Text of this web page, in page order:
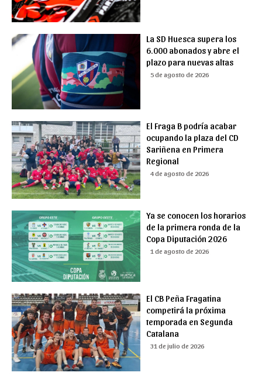
La SD Huesca supera los
6.000 abonados y abre el
plazo para nuevas altas
5 de agosto de 2026
El Fraga B podría acabar
ocupando la plaza del CD
Sariñena en Primera
Regional
4 de agosto de 2026
Ya se conocen los horarios
de la primera ronda de la
Copa Diputación 2026
1 de agosto de 2026
El CB Peña Fragatina
competirá la próxima
temporada en Segunda
Catalana
31 de julio de 2026